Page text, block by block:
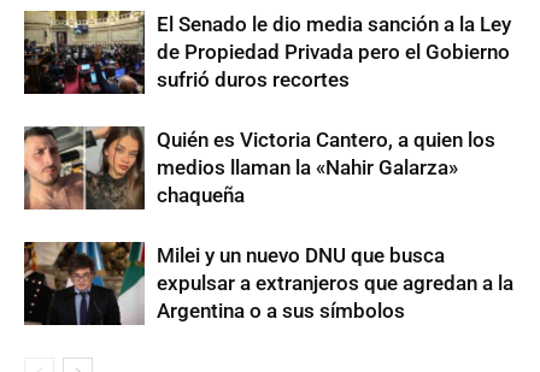
El Senado le dio media sanción a la Ley
de Propiedad Privada pero el Gobierno
sufrió duros recortes
Quién es Victoria Cantero, a quien los
medios llaman la «Nahir Galarza»
chaqueña
Milei y un nuevo DNU que busca
expulsar a extranjeros que agredan a la
Argentina o a sus símbolos